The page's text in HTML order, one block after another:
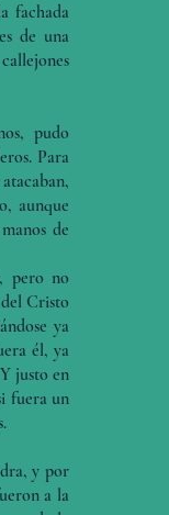
fachada
de una
pudo
Para
aunque
de
pero no
Cristo
ya
él, ya
justo en
fuera un
y por
a la